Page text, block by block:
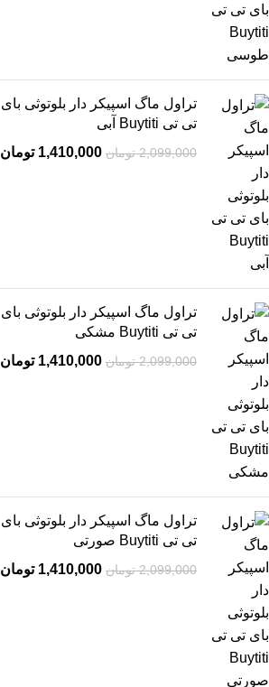
تراول ماگ اسپیکر دار بلوتوثی بای
تی تی Buytiti آبی
2,099,000 تومان 1,410,000 تومان
تراول ماگ اسپیکر دار بلوتوثی بای
تی تی Buytiti مشکی
2,099,000 تومان 1,410,000 تومان
تراول ماگ اسپیکر دار بلوتوثی بای
تی تی Buytiti صورتی
2,099,000 تومان 1,410,000 تومان